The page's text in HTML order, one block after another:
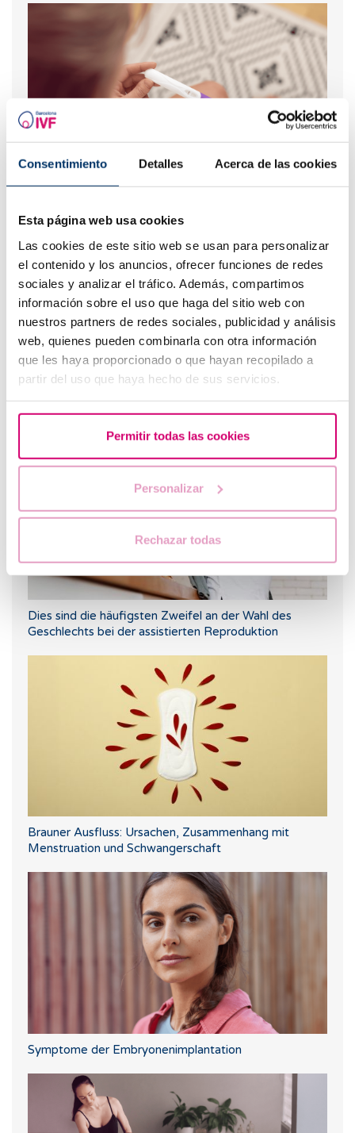
Consentimiento Detalles Acerca de las cookies
Esta página web usa cookies
Las cookies de este sitio web se usan para personalizar
el contenido y los anuncios, ofrecer funciones de redes
sociales y analizar el tráfico. Además, compartimos
información sobre el uso que haga del sitio web con
nuestros partners de redes sociales, publicidad y análisis
web, quienes pueden combinarla con otra información
que les haya proporcionado o que hayan recopilado a
partir del uso que haya hecho de sus servicios.
Permitir todas las cookies
Personalizar
Rechazar todas
Was passiert, wenn die Gebärmutterschleimhaut zu
dünn oder zu dick ist?
Dies sind die häufigsten Zweifel an der Wahl des
Geschlechts bei der assistierten Reproduktion
Brauner Ausfluss: Ursachen, Zusammenhang mit
Menstruation und Schwangerschaft
Symptome der Embryonenimplantation